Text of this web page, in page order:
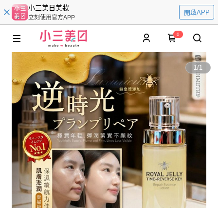
小三美日美妝
立刻使用官方APP
開啟APP
0
1/1